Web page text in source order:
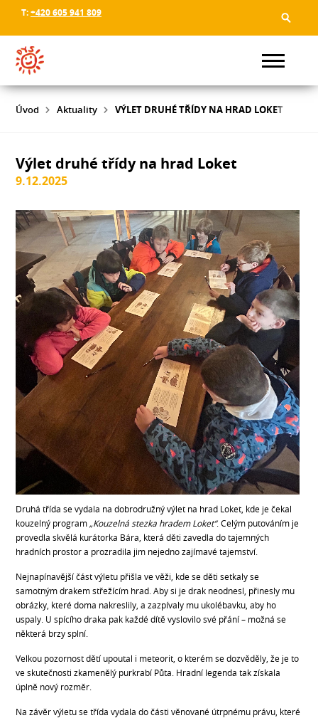
T:+420 605 941 809
Úvod Aktuality VÝLET DRUHÉ TŘÍDY NA HRAD LOKET
Výlet druhé třídy na hrad Loket
9.12.2025
Druhá třída se vydala na dobrodružný výlet na hrad Loket, kde je čekal
kouzelný program „Kouzelná stezka hradem Loket“. Celým putováním je
provedla skvělá kurátorka Bára, která děti zavedla do tajemných
hradních prostor a prozradila jim nejedno zajímavé tajemství.
Nejnapínavější část výletu přišla ve věži, kde se děti setkaly se
samotným drakem střežícím hrad. Aby si je drak neodnesl, přinesly mu
obrázky, které doma nakreslily, a zazpívaly mu ukolébavku, aby ho
uspaly. U spícího draka pak každé dítě vyslovilo své přání – možná se
některá brzy splní.
Velkou pozornost dětí upoutal i meteorit, o kterém se dozvěděly, že je to
ve skutečnosti zkamenělý purkrabí Půta. Hradní legenda tak získala
úplně nový rozměr.
Na závěr výletu se třída vydala do části věnované útrpnému právu, které